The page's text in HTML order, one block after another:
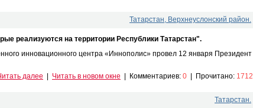
Татарстан, Верхнеуслонский район.
реализуются на территории Республики Татарстан".
инновационного центра «Иннополис» провел 12 января Президент
далее
Читать в новом окне Комментариев: 0 Прочитано: 1712
Татарстан.